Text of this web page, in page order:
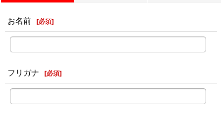
お名前 [必須]
フリガナ [必須]